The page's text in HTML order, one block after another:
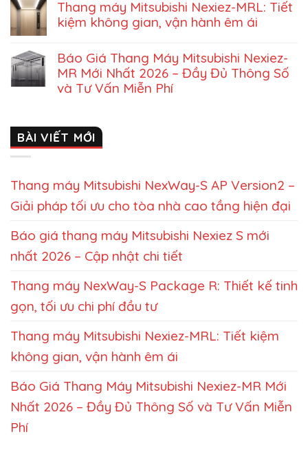
Thang máy Mitsubishi Nexiez-MRL: Tiết
kiệm không gian, vận hành êm ái
Báo Giá Thang Máy Mitsubishi Nexiez-
MR Mới Nhất 2026 – Đầy Đủ Thông Số
và Tư Vấn Miễn Phí
BÀI VIẾT MỚI
Thang máy Mitsubishi NexWay-S AP Version2 –
Giải pháp tối ưu cho tòa nhà cao tầng hiện đại
Báo giá thang máy Mitsubishi Nexiez S mới
nhất 2026 – Cập nhật chi tiết
Thang máy NexWay-S Package R: Thiết kế tinh
gọn, tối ưu chi phí đầu tư
Thang máy Mitsubishi Nexiez-MRL: Tiết kiệm
không gian, vận hành êm ái
Báo Giá Thang Máy Mitsubishi Nexiez-MR Mới
Nhất 2026 – Đầy Đủ Thông Số và Tư Vấn Miễn
Phí